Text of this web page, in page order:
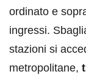
ordinato e
ingressi.
stazioni si
metropolitane,